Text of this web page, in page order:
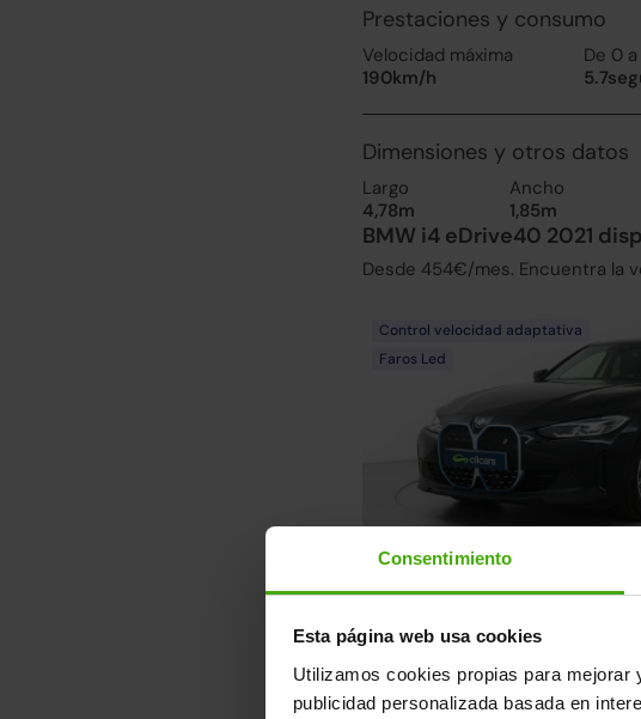
Consentimiento
Esta página web usa cookies
Utilizamos cookies propias para
publicidad personalizada basada en
Prestaciones y consumo
Velocidad máxima
190km/h
De 0
Dimensiones y otros datos
Largo
4,78m
Ancho
1,85m
BMW i4 eDrive40 2021
Desde 454€/mes. Encuentra la
Control velocidad adaptativa
Faros Led
BMW i4
eDrive40
Eléctrico
Descubre otra selección